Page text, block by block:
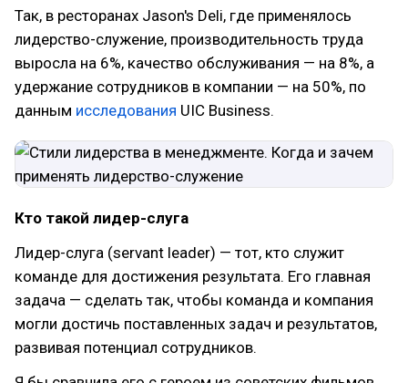
Так, в ресторанах Jason's Deli, где применялось
лидерство-служение, производительность труда
выросла на 6%, качество обслуживания — на 8%, а
удержание сотрудников в компании — на 50%, по
данным исследования UIC Business.
Кто такой лидер-слуга
Лидер-слуга (servant leader) — тот, кто служит
команде для достижения результата. Его главная
задача — сделать так, чтобы команда и компания
могли достичь поставленных задач и результатов,
развивая потенциал сотрудников.